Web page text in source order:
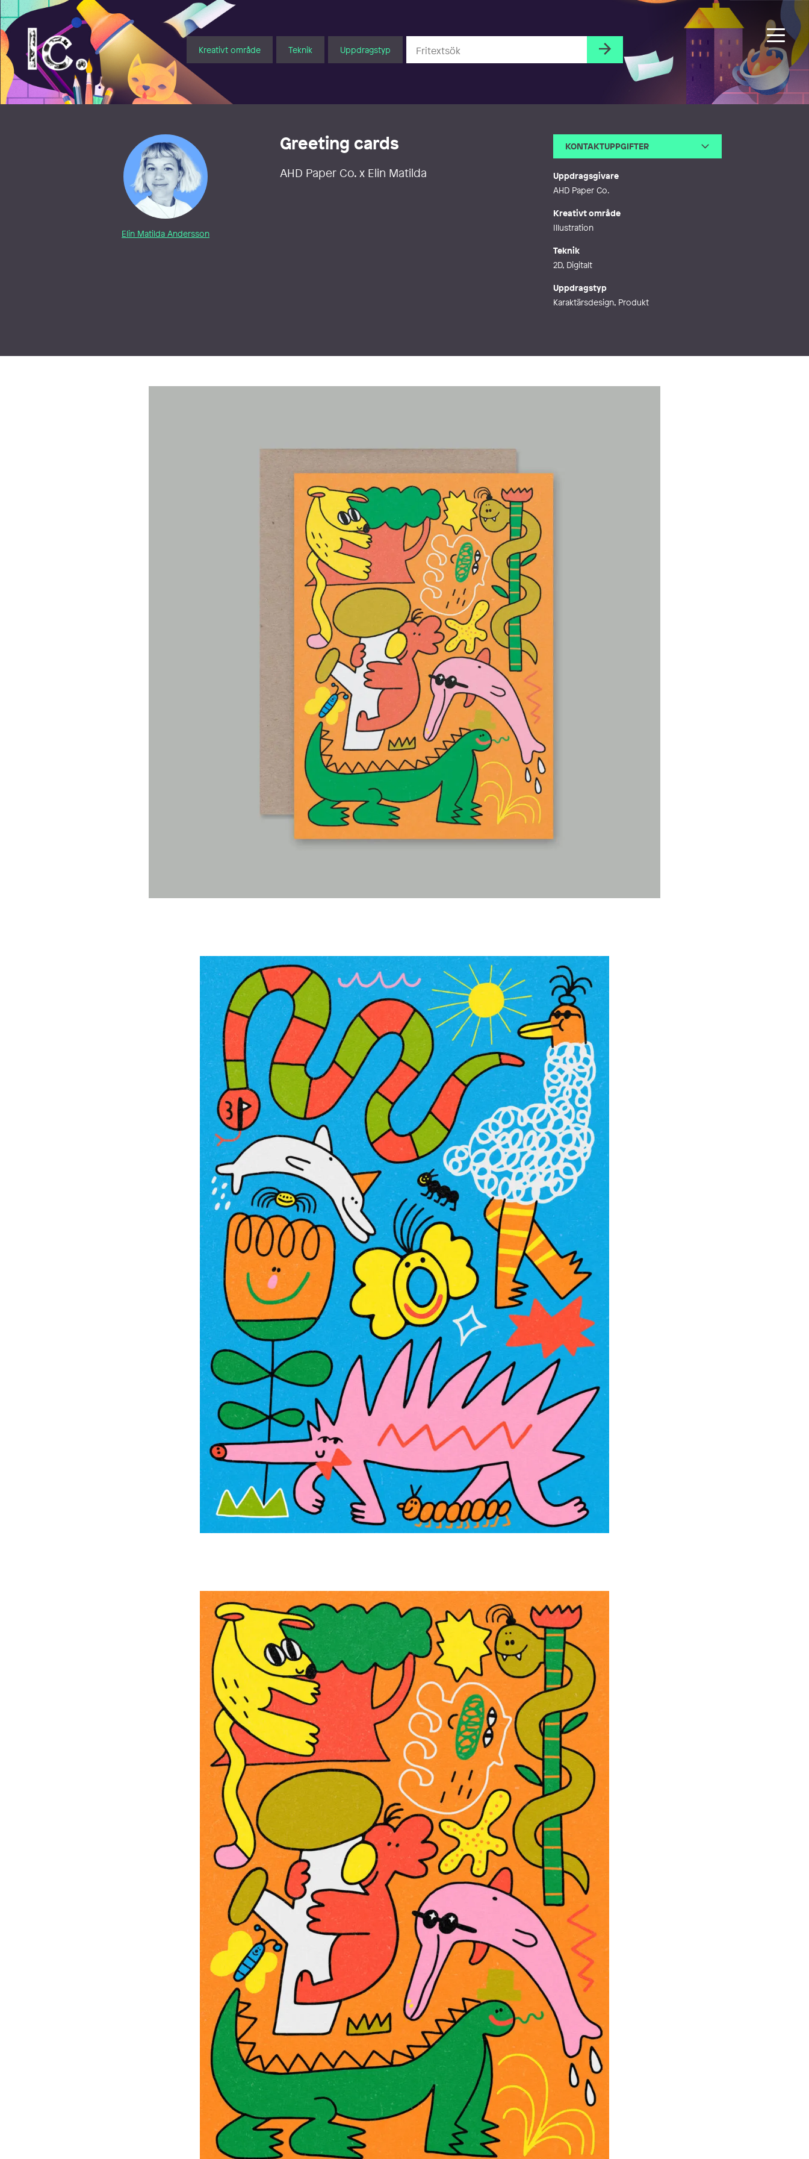
Illustratörcentrum
Kreativt område Teknik Uppdragstyp
Elin Matilda Andersson
Greeting cards
AHD Paper Co. x Elin Matilda
KONTAKTUPPGIFTER
Webb https://elinmatilda.com
Uppdragsgivare
AHD Paper Co.
Kreativt område
Illustration
Teknik
2D, Digitalt
Uppdragstyp
Karaktärsdesign, Produkt